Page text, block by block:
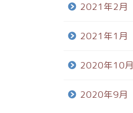
2021年2月
2021年1月
2020年10月
2020年9月